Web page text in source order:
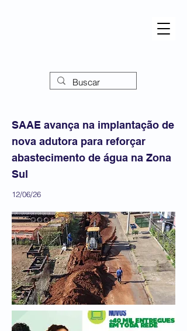
SAAE avança na implantação de
nova adutora para reforçar
abastecimento de água na Zona
Sul
12/06/26